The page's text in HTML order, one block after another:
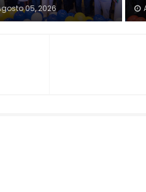
05, 2026